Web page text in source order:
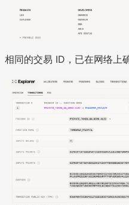
相同的交易 ID，已在网络上